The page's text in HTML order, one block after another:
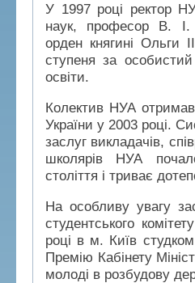
У 1997 році ректор
наук, професор В. І.
орден княгині
ступеня за
освіти.
Колектив НУА
України у 2003 році.
заслуг викладачів,
школярів НУА
століття і триває
На особливу увагу
студентського
році в м. Київ
Премію Кабінету
молоді в розбудову